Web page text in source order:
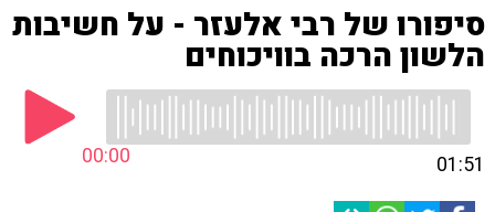
סיפורו של רבי אלעזר - על חשיבות
הלשון הרכה בוויכוחים
00:00 01:51